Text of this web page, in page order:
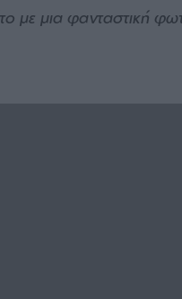
με μια φανταστική